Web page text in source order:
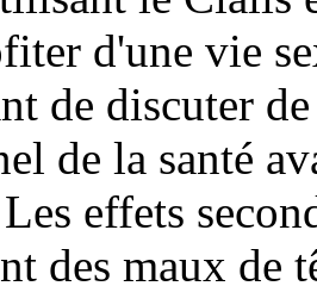
d'une vie
de discuter
de la santé
effets
des maux de